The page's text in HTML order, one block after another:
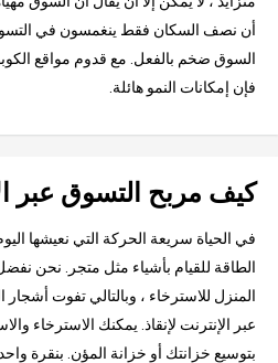
أن نصف السكان فقط ينغمسون في التسوق
السوق ضخم بالفعل. مع قدوم مواقع
فإن إمكانات النمو هائلة.
كيف مربح التسوق عبر
في الحياة سريعة الحركة التي نعيشها
الطاقة للقيام بأشياء مثل متجر. نحن
المنزل للاسترخاء ، وبالتالي تفوت أشجار
عبر الإنترنت لإنقاذ. يمكنك الاسترخاء
بتوسيع خزانتك أو خزانة المؤن. بنقرة